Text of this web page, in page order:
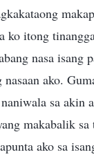
ko itong
nasa
ako.
sa akin
makabalik
ako sa